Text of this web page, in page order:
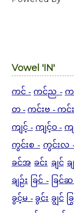
Vowel 'IN'
ကင် - ကင်ည - က
တ - ကင်းဗ - ကင်
ကျင့် - ကျင့်ဝ - က
ကွင်းစ - ကွင်းလ
ခင်အ ခင်း ချင် ခ
ချဉ်း ခြင် - ခြင်
ခွင့်မ - ခွင်း ချွင် ခ